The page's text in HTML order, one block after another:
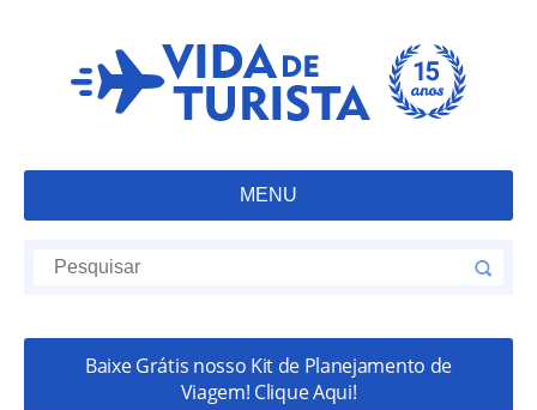
MENU
Baixe Grátis nosso Kit de Planejamento de
Viagem! Clique Aqui!